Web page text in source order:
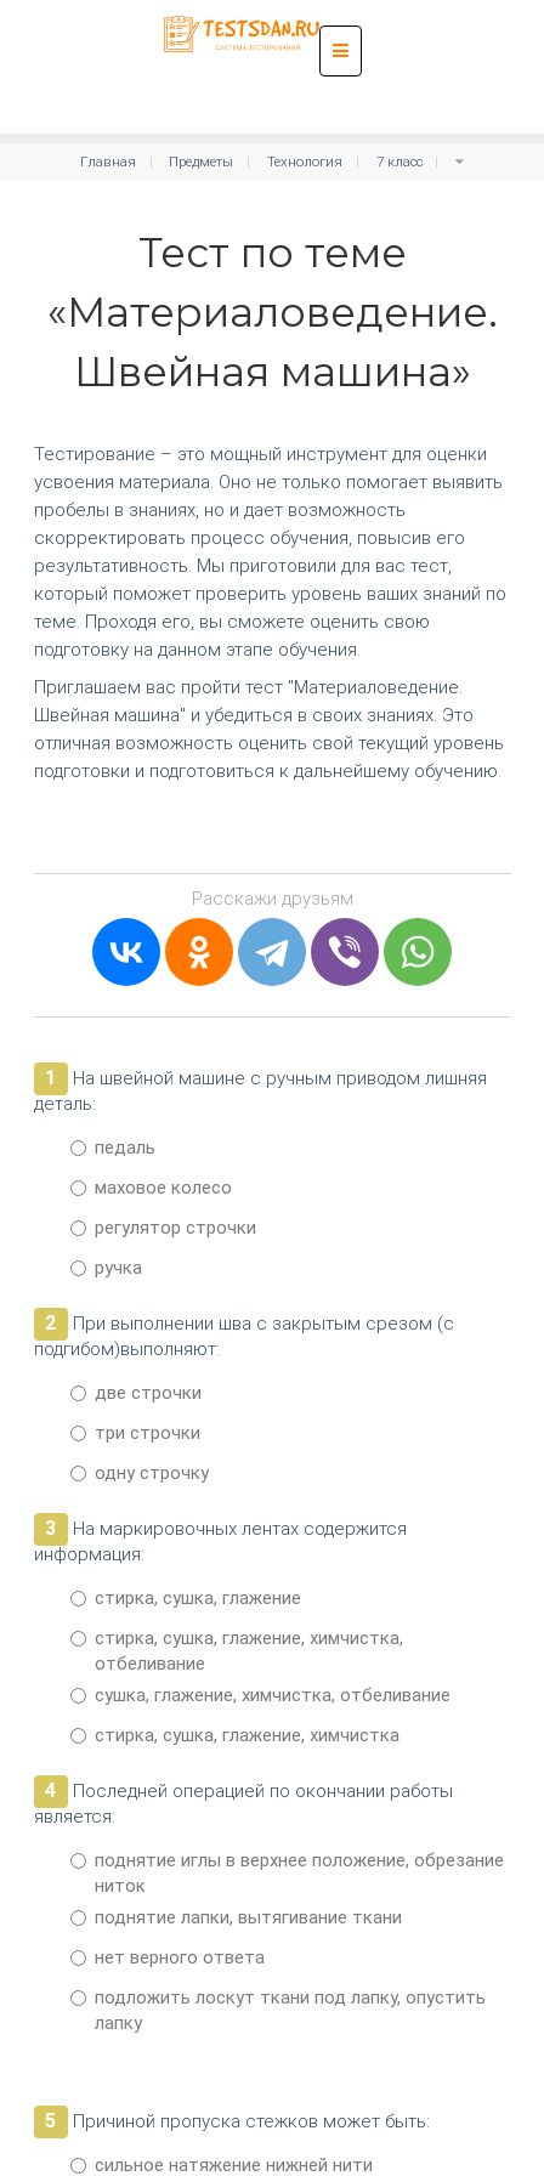
Главная Предметы Технология 7 класс
Тест по теме
«Материаловедение.
Швейная машина»
Тестирование – это мощный инструмент для оценки
усвоения материала. Оно не только помогает выявить
пробелы в знаниях, но и дает возможность
скорректировать процесс обучения, повысив его
результативность. Мы приготовили для вас тест,
который поможет проверить уровень ваших знаний по
теме. Проходя его, вы сможете оценить свою
подготовку на данном этапе обучения.
Приглашаем вас пройти тест "Материаловедение.
Швейная машина" и убедиться в своих знаниях. Это
отличная возможность оценить свой текущий уровень
подготовки и подготовиться к дальнейшему обучению.
Расскажи друзьям
1
На швейной машине с ручным приводом лишняя
деталь:
педаль
маховое колесо
регулятор строчки
ручка
2
При выполнении шва с закрытым срезом (с
подгибом)выполняют:
две строчки
три строчки
одну строчку
3
На маркировочных лентах содержится
информация:
стирка, сушка, глажение
стирка, сушка, глажение, химчистка,
отбеливание
сушка, глажение, химчистка, отбеливание
стирка, сушка, глажение, химчистка
4
Последней операцией по окончании работы
является:
поднятие иглы в верхнее положение, обрезание
ниток
поднятие лапки, вытягивание ткани
нет верного ответа
подложить лоскут ткани под лапку, опустить
лапку
5
Причиной пропуска стежков может быть:
сильное натяжение нижней нити